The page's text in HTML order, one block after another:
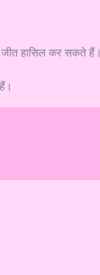
हासिल कर सकते हैं।